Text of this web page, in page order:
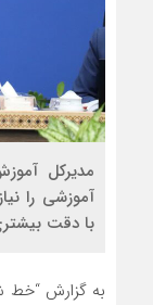
مدیرکل
آموزشی را
با دقت
به گزارش “خط